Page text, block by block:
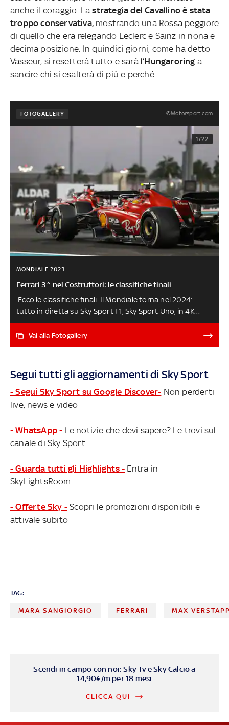
anche il coraggio. Lastrategia del Cavallino è stata
troppo conservativa, mostrando una Rossa peggiore
di quello che era relegando Leclerc e Sainz in nona e
decima posizione. In quindici giorni, come ha detto
Vasseur, si resetterà tutto e sarà l’Hungaroring a
sancire chi si esalterà di più e perché.
FOTOGALLERY ©Motorsport.com
1/22
MONDIALE 2023
Ferrari 3^ nel Costruttori: le classifiche finali
Ecco le classifiche finali. Il Mondiale torna nel 2024:
tutto in diretta su Sky Sport F1, Sky Sport Uno, in 4K
(canale 213) e in streaming su NOW GP ABU DHABI,
HIGHLIGHTS
Vai alla Fotogallery
Segui tutti gli aggiornamenti di Sky Sport
- Segui Sky Sport su Google Discover- Non perderti
live, news e video
- WhatsApp - Le notizie che devi sapere? Le trovi sul
canale di Sky Sport
- Guarda tutti gli Highlights - Entra in
SkyLightsRoom
- Offerte Sky - Scopri le promozioni disponibili e
attivale subito
TAG:
MARA SANGIORGIO FERRARI MAX
Scendi in campo con noi: Sky Tv e Sky Calcio a
14,90€/m per 18 mesi
CLICCA QUI